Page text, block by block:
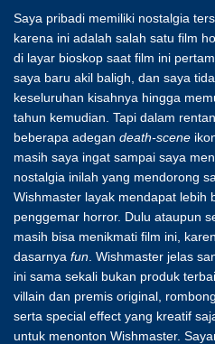
Saya pribadi memiliki nostalgia
karena ini adalah salah satu film
di layar bioskop saat film ini
saya baru akil baligh, dan saya
keseluruhan kisahnya hingga
tahun kemudian. Tapi dalam
beberapa adegan death-scene
masih saya ingat sampai saya
nostalgia inilah yang mendorong
Wishmaster layak mendapat lebih
penggemar horror. Dulu ataupun
masih bisa menikmati film ini,
dasarnya fun . Wishmaster jelas
ini sama sekali bukan produk
villain dan premis original,
serta special effect yang kreatif
untuk menonton Wishmaster.